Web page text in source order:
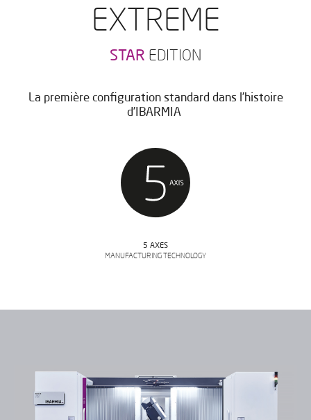
EXTREME
STAR EDITION
La première configuration standard dans l’histoire
d’IBARMIA
5 AXES
MANUFACTURING TECHNOLOGY